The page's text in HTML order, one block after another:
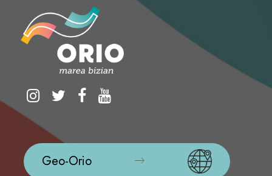
Geo-Orio